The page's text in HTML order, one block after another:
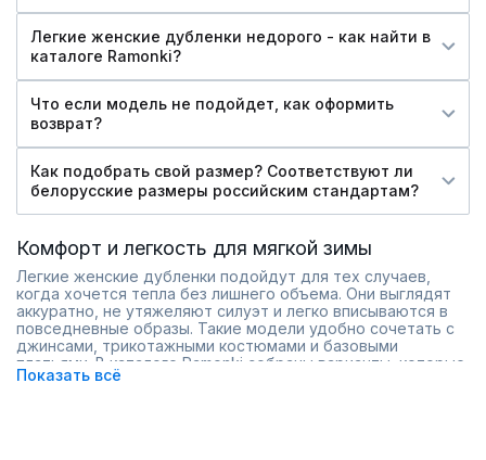
Легкие женские дубленки недорого - как найти в
каталоге Ramonki?
Что если модель не подойдет, как оформить
возврат?
Как подобрать свой размер? Соответствуют ли
белорусские размеры российским стандартам?
Комфорт и легкость для мягкой зимы
Легкие женские дубленки подойдут для тех случаев,
когда хочется тепла без лишнего объема. Они выглядят
аккуратно, не утяжеляют силуэт и легко вписываются в
повседневные образы. Такие модели удобно сочетать с
джинсами, трикотажными костюмами и базовыми
платьями. В каталоге Ramonki собраны варианты, которые
подходят для межсезонья и мягкой зимы.
Показать всё